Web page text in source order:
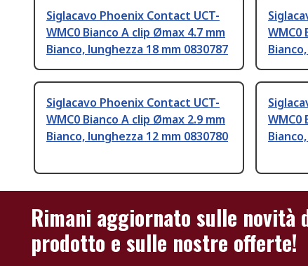
Siglacavo Phoenix Contact UCT-
WMC0 Bianco A clip Ømax 4.7 mm
Bianco, lunghezza 18 mm 0830787
WMC0
Siglacavo Phoenix Contact UCT-
WMC0 Bianco A clip Ømax 2.9 mm
Bianco, lunghezza 12 mm 0830780
WMC0
Rimani aggiornato sulle novità
prodotto e sulle nostre offerte!